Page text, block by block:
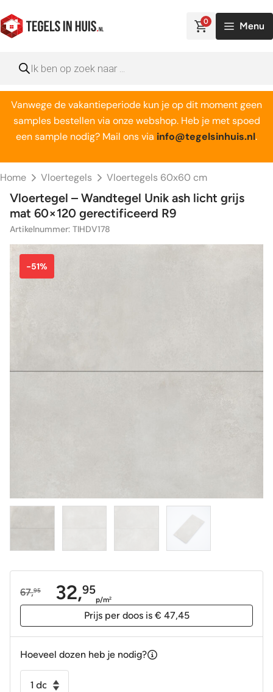
naar
de
0 Menu
zoeken
Vanwege de vakantieperiode kun je op dit moment geen
samples bestellen via onze webshop. Heb je met spoed
een sample nodig? Mail ons via info@tegelsinhuis.nl.
Home Vloertegels Vloertegels 60x60 cm
Vloertegel – Wandtegel Unik ash licht grijs
mat 60×120 gerectificeerd R9
Artikelnummer: TIHDV178
-51%
67,95
Oorspronkelijke
32,95
Huidige
p/m2
Prijs per doos is € 47,45
Hoeveel dozen heb je nodig?